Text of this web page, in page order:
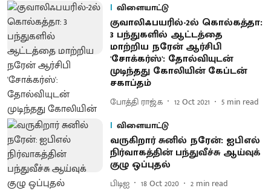
விளையாட்டு
குவாலிஃபயரில்-2ல் கொல்கத்தா:
3 பந்துகளில் ஆட்டத்தை
மாற்றிய நரேன் ஆர்சிபி
'சோக்கர்ஸ்': தோல்வியுடன்
முடிந்தது கோலியின் கேப்டன்
சகாப்தம்
போத்தி ராஜ்.க 12 Oct 2021 5 min read
விளையாட்டு
வருகிறார் சுனில் நரேன்: ஐபிஎல்
நிர்வாகத்தின் பந்துவீச்சு ஆய்வுக்
குழு ஒப்புதல்
பிடிஐ 18 Oct 2020 2 min read